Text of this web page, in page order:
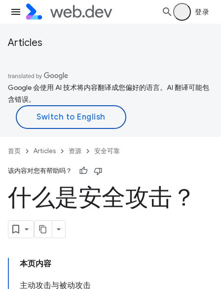
登录
Articles
Google 会使用 AI 技术将内容翻译成您偏好的语言。AI 翻译可能包
含错误。
首页 Articles 资源 安全可靠
该内容对您有帮助吗？
什么是安全攻击？
本页内容
主动攻击与被动攻击